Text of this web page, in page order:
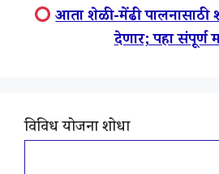
आता शेळी-मेंढी
देणार; पहा संपूर्ण
विविध योजना शोधा